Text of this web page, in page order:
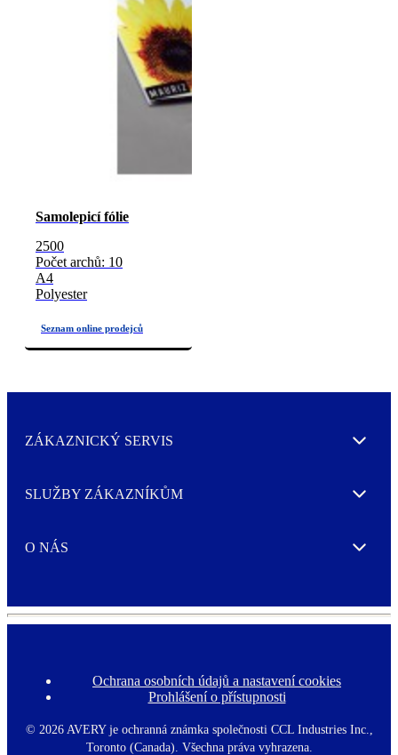
Samolepicí fólie
2500
Počet archů: 10
A4
Polyester
ZÁKAZNICKÝ SERVIS Expand
SLUŽBY ZÁKAZNÍKŮM Expand
O NÁS Expand
F
o
t
e
Ochrana osobních údajů a nastavení cookies
Prohlášení o přístupnosti
© 2026 AVERY je ochranná známka společnosti CCL Industries Inc.,
Toronto (Canada). Všechna práva vyhrazena.